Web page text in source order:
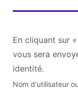
En cliquant sur
vous sera
identité.
Nom d'utilisateur